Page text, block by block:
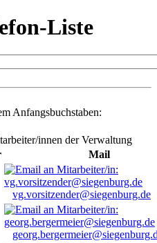
Liste
Anfangsbuchstaben:
innen der Verwaltung
Mail
vg.vorsitzender@siegenburg.de